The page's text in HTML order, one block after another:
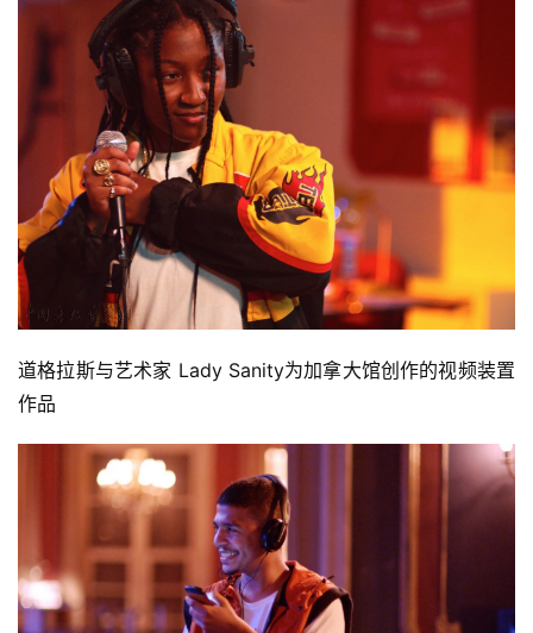
道格拉斯与艺术家 Lady Sanity为加拿大馆创作的视频装置
作品